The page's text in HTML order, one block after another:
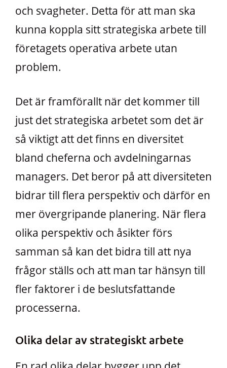
och svagheter. Detta för att man ska
kunna koppla sitt strategiska arbete till
företagets operativa arbete utan
problem.
Det är framförallt när det kommer till
just det strategiska arbetet som det är
så viktigt att det finns en diversitet
bland cheferna och avdelningarnas
managers. Det beror på att diversiteten
bidrar till flera perspektiv och därför en
mer övergripande planering. När flera
olika perspektiv och åsikter förs
samman så kan det bidra till att nya
frågor ställs och att man tar hänsyn till
fler faktorer i de beslutsfattande
processerna.
Olika delar av strategiskt arbete